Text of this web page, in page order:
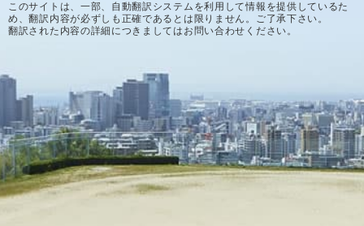
このサイトは、一部、自動翻訳システムを利用して情報を提供しているた
め、翻訳内容が必ずしも正確であるとは限りません。ご了承下さい。
翻訳された内容の詳細につきましてはお問い合わせください。